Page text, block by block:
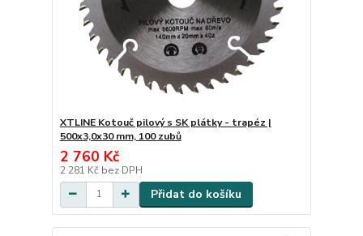
XTLINE Kotouč pilový s SK plátky - trapéz |
500x3,0x30 mm, 100 zubů
2 760 Kč
2 281 Kč bez DPH
Přidat do košíku